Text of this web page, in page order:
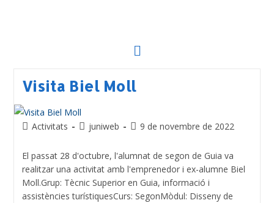
Visita Biel Moll
Activitats juniweb 9 de novembre de 2022
El passat 28 d'octubre, l'alumnat de segon de Guia va
realitzar una activitat amb l'emprenedor i ex-alumne Biel
Moll.Grup: Tècnic Superior en Guia, informació i
assistències turístiquesCurs: SegonMòdul: Disseny de